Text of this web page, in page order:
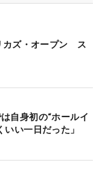
時21分に、それ
万円）が贈られ
カズ・オープン ス
自身初の“ホールイ
い一日だった」